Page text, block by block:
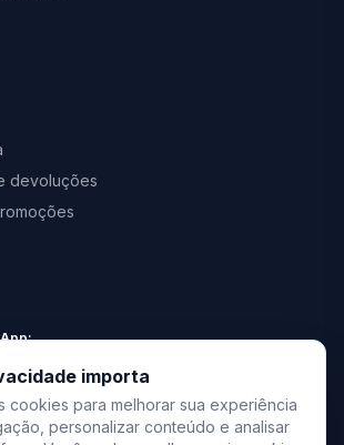
devoluções
importa
cookies para melhorar sua experiência
personalizar conteúdo e analisar